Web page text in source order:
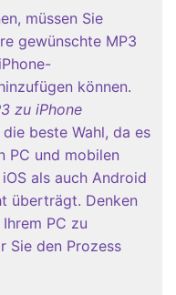
müssen Sie
gewünschte MP3
können.
zu iPhone
beste Wahl, da es
PC und mobilen
als auch Android
überträgt. Denken
PC zu
Sie den Prozess